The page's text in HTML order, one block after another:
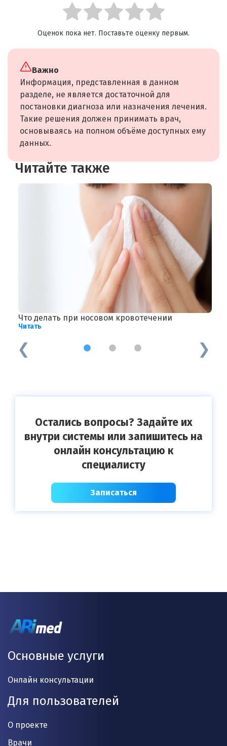
Оценок пока нет. Поставьте оценку первым.
Важно
Информация, представленная в данном
разделе, не является достаточной для
постановки диагноза или назначения лечения.
Такие решения должен принимать врач,
основываясь на полном объёме доступных ему
данных.
Читайте также
Что делать при носовом кровотечении
Читать
1 2 3
Остались вопросы? Задайте их
внутри системы или запишитесь на
онлайн консультацию к
специалисту
Записаться
Основные услуги
Онлайн консультации
Для пользователей
О проекте
Врачи